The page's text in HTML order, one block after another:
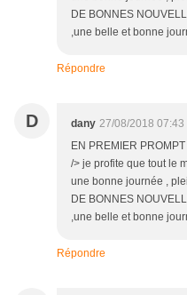
DE BONNES
,une belle et bonne
Répondre
D dany 27/08/2018 07:43
EN PREMIER
/> je profite que tout le
une bonne journée ,
DE BONNES
,une belle et bonne
Répondre